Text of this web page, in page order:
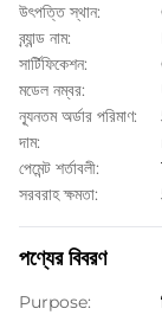
উৎপত্তি স্থান:
ব্র্যান্ড নাম:
সার্টিফিকেশন:
মডেল নম্বর:
ন্যূনতম অর্ডার পরিমাণ:
দাম:
পেমেন্ট শর্তাবলী:
সরবরাহ ক্ষমতা:
পণ্যের বিবরণ
Purpose: